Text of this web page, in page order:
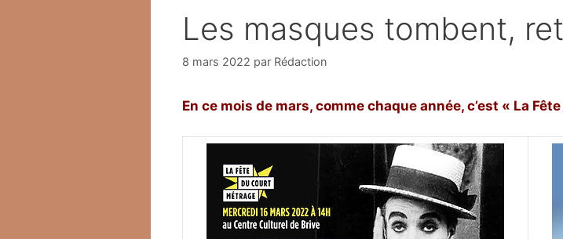
Les masques tombent,
8 mars 2022 par Rédaction
En ce mois de mars, comme chaque année, c’est « La